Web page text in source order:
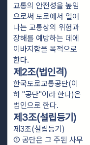
교통의 안전성을 높임
으로써 도로에서 일어
나는 교통상의 위험과
장해를 예방하는 데에
이바지함을 목적으로
한다.
제2조(법인격)
한국도로교통공단(이
하 "공단"이라 한다)은
법인으로 한다.
제3조(설립등기)
제3조(설립등기)
① 공단은 그 주된 사무